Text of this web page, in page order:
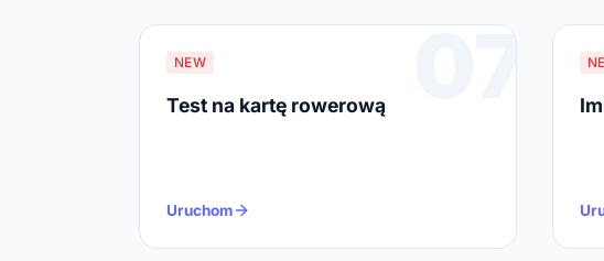
07
NEW
Test na kartę rowerową
Uruchom